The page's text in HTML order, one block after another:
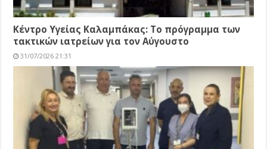
Κέντρο Υγείας Καλαμπάκας: Το πρόγραμμα των
τακτικών ιατρείων για τον Αύγουστο
31/07/2026 21:31